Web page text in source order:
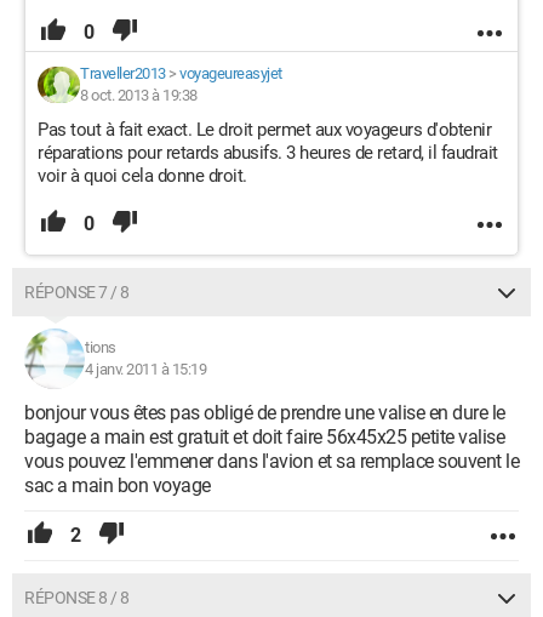
0
Traveller2013> voyageureasyjet
8 oct. 2013 à 19:38
Pas tout à fait exact. Le droit permet aux voyageurs d'obtenir
réparations pour retards abusifs. 3 heures de retard, il faudrait
voir à quoi cela donne droit.
0
RÉPONSE 7 / 8
tions
4 janv. 2011 à 15:19
bonjour vous êtes pas obligé de prendre une valise en dure le
bagage a main est gratuit et doit faire 56x45x25 petite valise
vous pouvez l'emmener dans l'avion et sa remplace souvent le
sac a main bon voyage
2
RÉPONSE 8 / 8